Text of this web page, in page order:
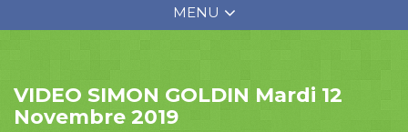
MENU
VIDEO SIMON GOLDIN Mardi 12
Novembre 2019